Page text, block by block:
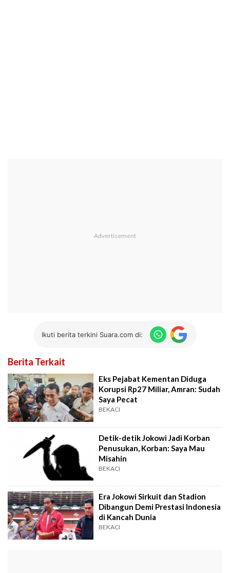
Ikuti berita terkini Suara.com di:
Berita Terkait
Eks Pejabat Kementan Diduga
Korupsi Rp27 Miliar, Amran: Sudah
Saya Pecat
BEKACI
Detik-detik Jokowi Jadi Korban
Penusukan, Korban: Saya Mau
Misahin
BEKACI
Era Jokowi Sirkuit dan Stadion
Dibangun Demi Prestasi Indonesia
di Kancah Dunia
BEKACI